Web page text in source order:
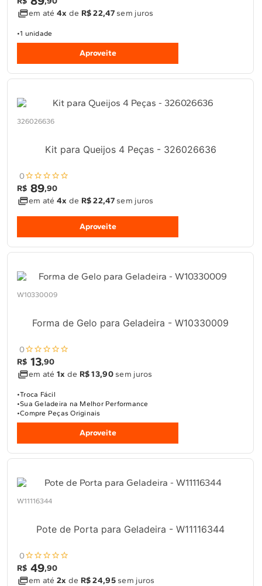
em até 4x de R$ 22,47sem juros
1 unidade
Aproveite
326026636
Kit para Queijos 4 Peças - 326026636
0
R$ 89,90
em até 4x de R$ 22,47sem juros
Aproveite
W10330009
Forma de Gelo para Geladeira - W10330009
0
R$ 13,90
em até 1x de R$ 13,90sem juros
Troca Fácil
Sua Geladeira na Melhor Performance
Compre Peças Originais
Aproveite
W11116344
Pote de Porta para Geladeira - W11116344
0
R$ 49,90
em até 2x de R$ 24,95sem juros